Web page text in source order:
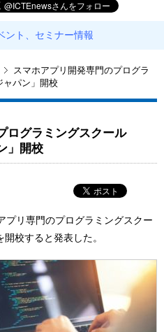
ント、セミナー情報
スマホアプリ開発専門のプログラ
ャパン」開校
ログラミングスクール
」開校
プリ専門のプログラミングスクー
校すると発表した。